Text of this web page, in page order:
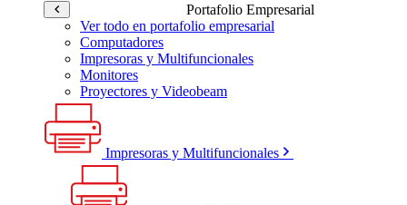
Portafolio Empresarial
Ver todo en portafolio empresarial
Computadores
Impresoras y Multifuncionales
Monitores
Proyectores y Videobeam
Impresoras y Multifuncionales